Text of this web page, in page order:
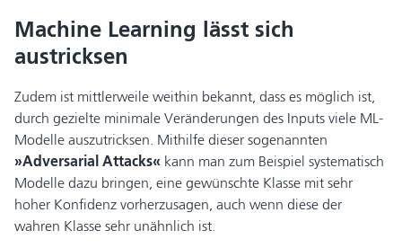
Machine Learning lässt sich
austricksen
Zudem ist mittlerweile weithin bekannt, dass es möglich ist,
durch gezielte minimale Veränderungen des Inputs viele ML-
Modelle auszutricksen. Mithilfe dieser sogenannten
»Adversarial Attacks« kann man zum Beispiel systematisch
Modelle dazu bringen, eine gewünschte Klasse mit sehr
hoher Konfidenz vorherzusagen, auch wenn diese der
wahren Klasse sehr unähnlich ist.